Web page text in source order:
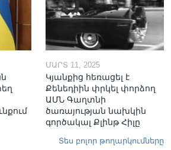
ՄԱՐՏ 11, 2025
Կյանքից հեռացել է
Քենեդիին փրկել փորձող
ԱՄՆ Գաղտնի
ծառայության նախկին
գործակալ Քլինթ Հիլը
Տես բոլոր թողարկումները